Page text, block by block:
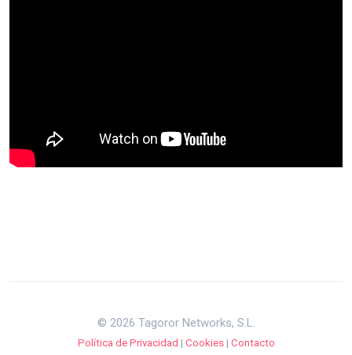
© 2026 Tagoror Networks, S.L.
Política de Privacidad | Cookies| Contacto